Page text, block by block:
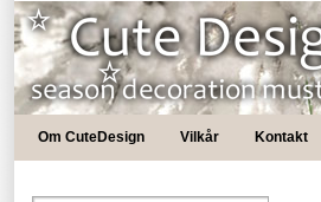
Om CuteDesign Vilkår Kontakt